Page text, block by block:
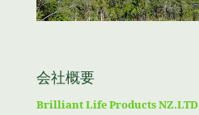
会社概要
Brilliant Life Products NZ.LTD